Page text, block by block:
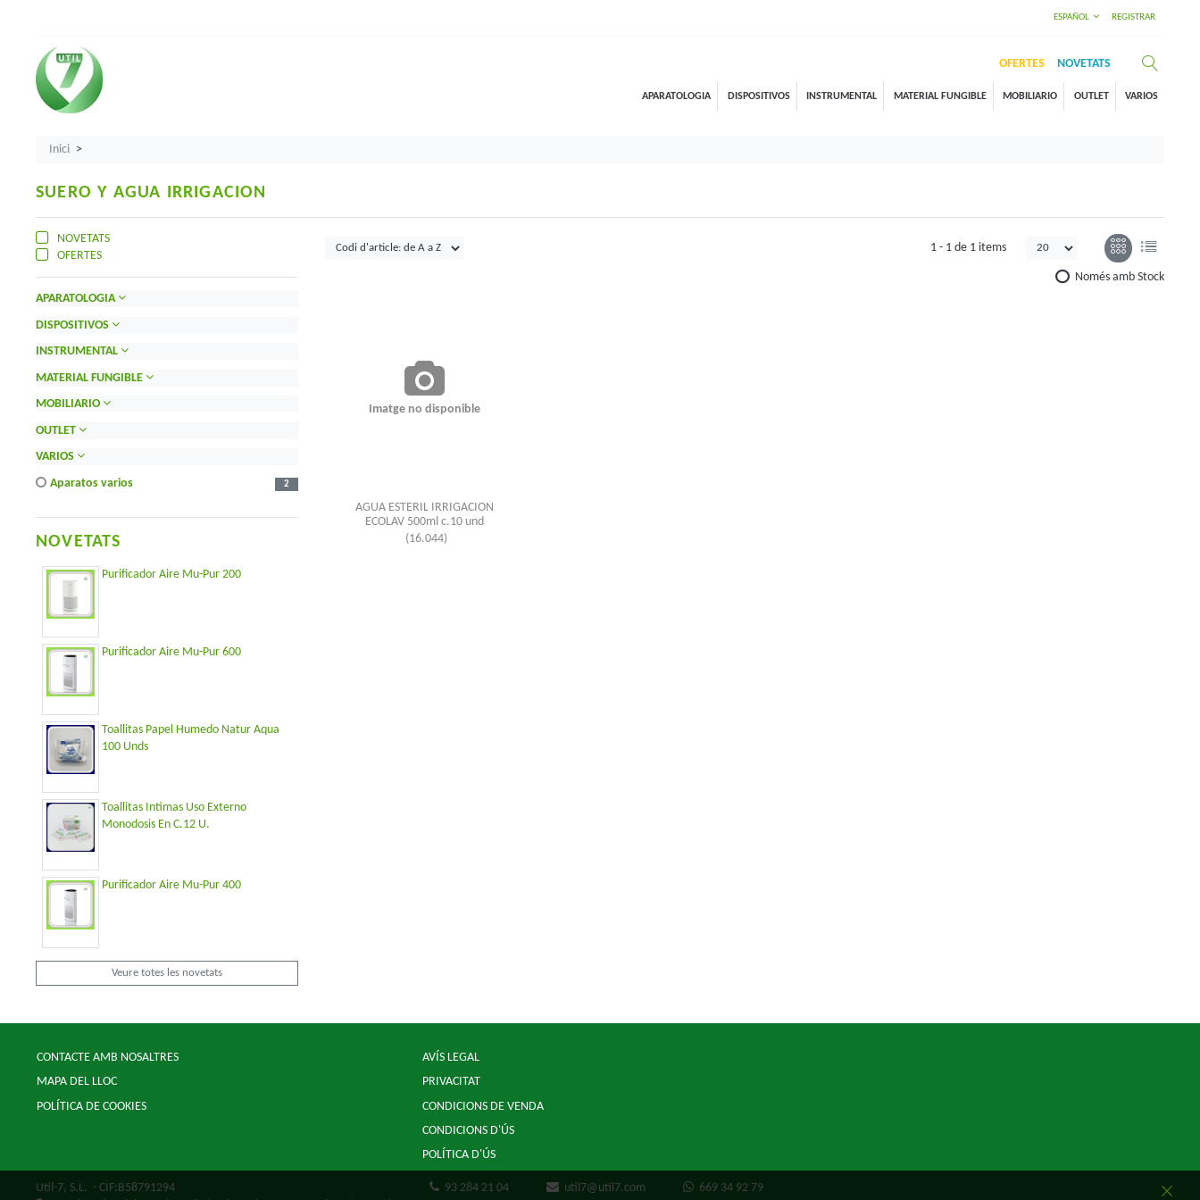
ESPAÑOL REGISTRAR
OFERTES NOVETATS
APARATOLOGIA DISPOSITIVOS INSTRUMENTAL MATERIAL FUNGIBLE MOBILIARIO OUTLET VARIOS
Inici
SUERO Y AGUA IRRIGACION
NOVETATS
OFERTES
APARATOLOGIA
DISPOSITIVOS
INSTRUMENTAL
MATERIAL FUNGIBLE
MOBILIARIO
OUTLET
VARIOS
aparatos varios
2
NOVETATS
Purificador Aire Mu-Pur 200
Purificador Aire Mu-Pur 600
Toallitas Papel Humedo Natur Aqua
100 Unds
Toallitas Intimas Uso Externo
Monodosis En C.12 U.
Purificador Aire Mu-Pur 400
Veure totes les novetats
1 - 1 de 1 items
Només amb Stock
Imatge no disponible
AGUA ESTERIL IRRIGACION
ECOLAV 500ml c.10 und
(16.044)
CONTACTE AMB NOSALTRES
MAPA DEL LLOC
POLÍTICA DE COOKIES
AVÍS LEGAL
PRIVACITAT
CONDICIONS DE VENDA
CONDICIONS D'ÚS
POLÍTICA D'ÚS
Util-7, S.L. - CIF:B58791294
93 284 21 04 util7@util7.com 669 34 92 79